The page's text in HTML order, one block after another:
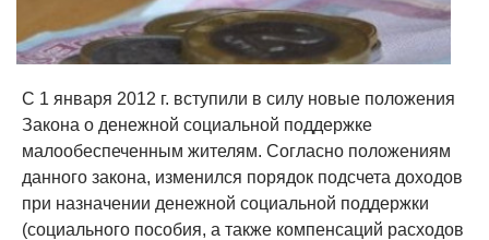
С 1 января 2012 г. вступили в силу новые положения
Закона о денежной социальной поддержке
малообеспеченным жителям. Согласно положениям
данного закона, изменился порядок подсчета доходов
при назначении денежной социальной поддержки
(социального пособия, а также компенсаций расходов